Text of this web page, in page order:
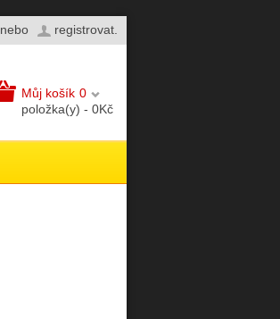
nebo registrovat
Můj košík 0
položka(y) - 0Kč